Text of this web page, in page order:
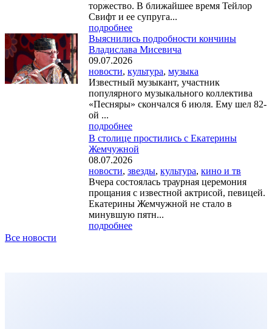
торжество. В ближайшее время Тейлор
Свифт и ее супруга...
подробнее
Выяснились подробности кончины
Владислава Мисевича
09.07.2026
новости, культура, музыка
Известный музыкант, участник
популярного музыкального коллектива
«Песняры» скончался 6 июля. Ему шел 82-
ой ...
подробнее
В столице простились с Екатерины
Жемчужной
08.07.2026
новости, звезды, культура, кино и тв
Вчера состоялась траурная церемония
прощания с известной актрисой, певицей.
Екатерины Жемчужной не стало в
минувшую пятн...
подробнее
Все новости